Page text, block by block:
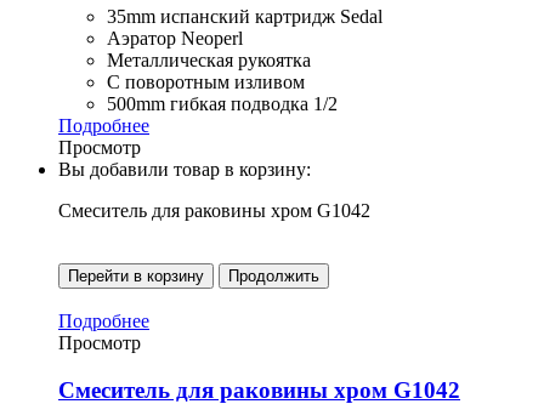
35mm испанский картридж Sedal
Аэратор Neoperl
Металлическая рукоятка
С поворотным изливом
500mm гибкая подводка 1/2
Подробнее
Просмотр
Вы добавили товар в корзину:
Смеситель для раковины хром G1042
Перейти в корзину Продолжить
Подробнее
Просмотр
Смеситель для раковины хром G1042